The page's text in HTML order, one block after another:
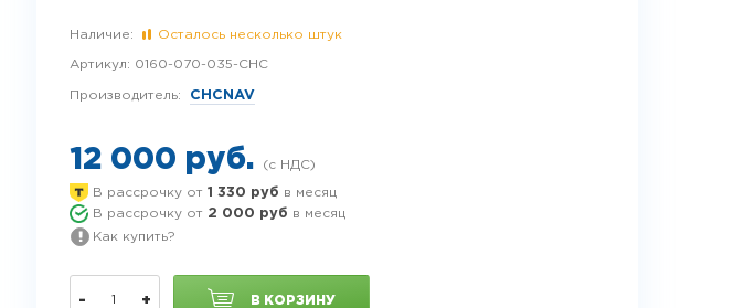
Наличие: Осталось несколько штук
Артикул: 0160-070-035-CHC
Производитель: CHCNAV
12 000 руб.
В рассрочку от 1 330 руб в месяц
В рассрочку от 2 000 руб в месяц
Как купить?
- + В КОРЗИНУ